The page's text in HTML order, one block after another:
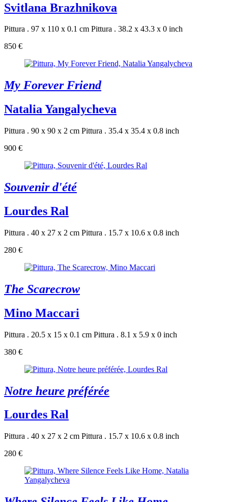
Svitlana Brazhnikova
Pittura . 97 x 110 x 0.1 cm Pittura . 38.2 x 43.3 x 0 inch
850 €
My Forever Friend
Natalia Yangalycheva
Pittura . 90 x 90 x 2 cm Pittura . 35.4 x 35.4 x 0.8 inch
900 €
Souvenir d'été
Lourdes Ral
Pittura . 40 x 27 x 2 cm Pittura . 15.7 x 10.6 x 0.8 inch
280 €
The Scarecrow
Mino Maccari
Pittura . 20.5 x 15 x 0.1 cm Pittura . 8.1 x 5.9 x 0 inch
380 €
Notre heure préférée
Lourdes Ral
Pittura . 40 x 27 x 2 cm Pittura . 15.7 x 10.6 x 0.8 inch
280 €